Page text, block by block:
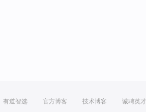
有道智选 官方博客 技术博客 诚聘英才